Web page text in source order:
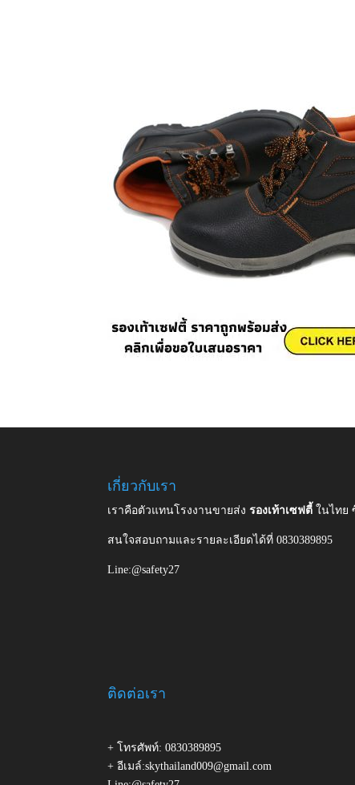
เกี่ยวกับเรา
เราคือตัวแทนโรงงานขายส่งรองเท้าเซฟตี้ในไทย
สนใจสอบถามและรายละเอียดได้ที่ 0830389895
Line:@safety27
ติดต่อเรา
+ โทรศัพท์: 0830389895
+ อีเมล์:skythailand009@gmail.com